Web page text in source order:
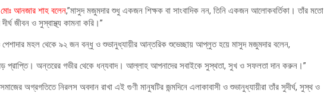
মোঃ আনজার শাহ বলেন,”মাসুদ মজুমদার শুধু একজন শিক্ষক বা সাংবাদিক নন, তিনি একজন আলোকবর্তিকা। তাঁর মতো
জীবন ও সুস্বাস্থ্য কামনা করি।”
পেশাদার মহল থেকে ৯২ জন বন্ধু ও শুভানুধ্যায়ীর আন্তরিক শুভেচ্ছায় আপ্লুত হয়ে মাসুদ মজুমদার বলেন,
প্রাপ্তি। অন্তরের গভীর থেকে ধন্যবাদ। আল্লাহ আপনাদের সবাইকে সুস্থতা, সুখ ও সফলতা দান করুন।”
অগ্রগতিতে নিরলস অবদান রাখা এই গুণী মানুষটির জন্মদিনে এলাকাবাসী ও শুভানুধ্যায়ীরা তাঁর সুদীর্ঘ, সুস্থ ও